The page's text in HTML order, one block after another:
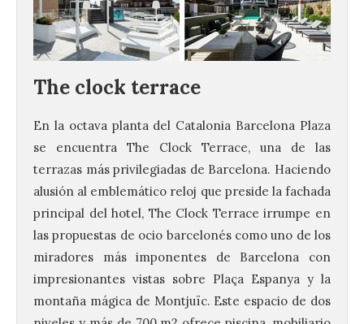
The clock terrace
En la octava planta del Catalonia Barcelona Plaza
se encuentra The Clock Terrace, una de las
terrazas más privilegiadas de Barcelona. Haciendo
alusión al emblemático reloj que preside la fachada
principal del hotel, The Clock Terrace irrumpe en
las propuestas de ocio barcelonés como uno de los
miradores más imponentes de Barcelona con
impresionantes vistas sobre Plaça Espanya y la
montaña mágica de Montjuïc. Este espacio de dos